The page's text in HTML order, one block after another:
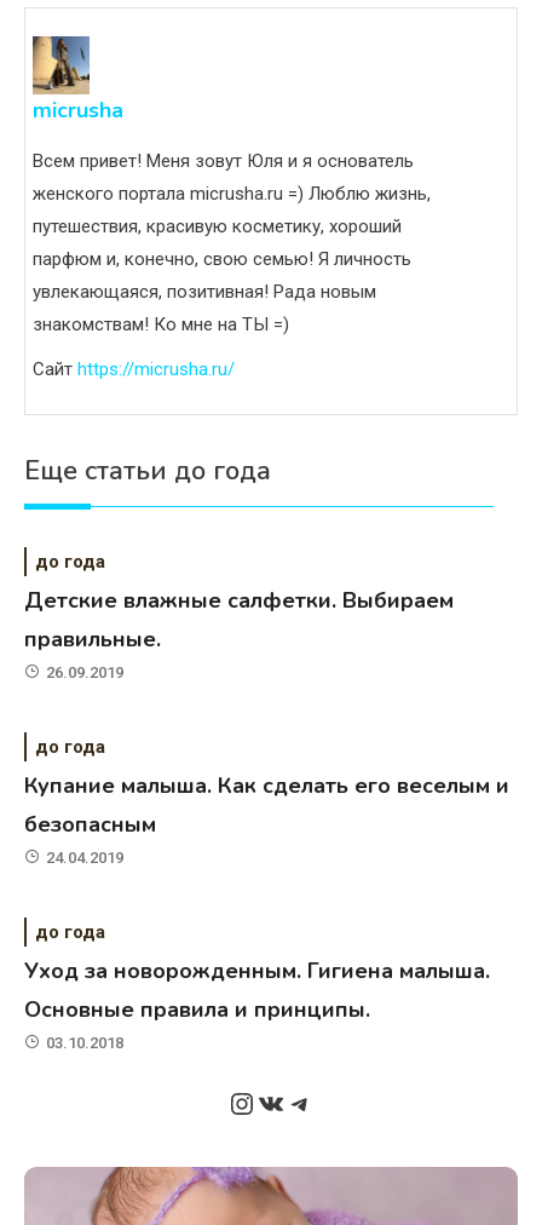
micrusha
Всем привет! Меня зовут Юля и я основатель
женского портала micrusha.ru =) Люблю жизнь,
путешествия, красивую косметику, хороший
парфюм и, конечно, свою семью! Я личность
увлекающаяся, позитивная! Рада новым
знакомствам! Ко мне на ТЫ =)
Сайт https://micrusha.ru/
Еще статьи до года
до года
Детские влажные салфетки. Выбираем
правильные.
26.09.2019
до года
Купание малыша. Как сделать его веселым и
безопасным
24.04.2019
до года
Уход за новорожденным. Гигиена малыша.
Основные правила и принципы.
03.10.2018
Instagram
ВКонтакте
Telegram